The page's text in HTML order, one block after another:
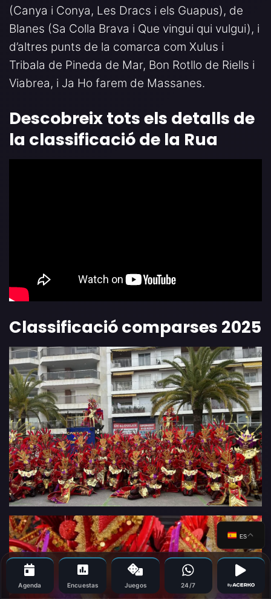
(Canya i Conya, Les Dracs i els Guapus), de
Blanes (Sa Colla Brava i Que vingui qui vulgui), i
d’altres punts de la comarca com Xulus i
Tribala de Pineda de Mar, Bon Rotllo de Riells i
Viabrea, i Ja Ho farem de Massanes.
Descobreix tots els detalls de
la classificació de la Rua
Classificació comparses 2025
ES
Agenda Encuestas Juegos 24/7 By